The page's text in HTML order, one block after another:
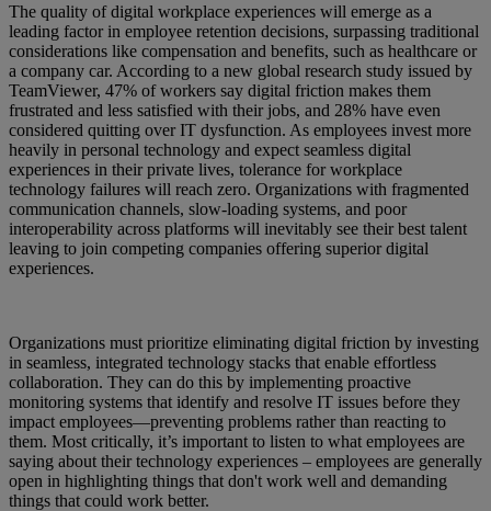
The quality of digital workplace experiences will emerge as a
leading factor in employee retention decisions, surpassing traditional
considerations like compensation and benefits, such as healthcare or
a company car. According to a new global research study issued by
TeamViewer, 47% of workers say digital friction makes them
frustrated and less satisfied with their jobs, and 28% have even
considered quitting over IT dysfunction. As employees invest more
heavily in personal technology and expect seamless digital
experiences in their private lives, tolerance for workplace
technology failures will reach zero. Organizations with fragmented
communication channels, slow-loading systems, and poor
interoperability across platforms will inevitably see their best talent
leaving to join competing companies offering superior digital
experiences.
Organizations must prioritize eliminating digital friction by investing
in seamless, integrated technology stacks that enable effortless
collaboration. They can do this by implementing proactive
monitoring systems that identify and resolve IT issues before they
impact employees—preventing problems rather than reacting to
them. Most critically, it’s important to listen to what employees are
saying about their technology experiences – employees are generally
open in highlighting things that don't work well and demanding
things that could work better.